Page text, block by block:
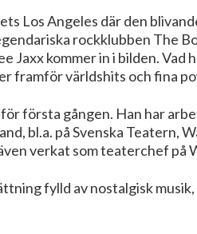
Los Angeles där den
rockklubben The
Jaxx kommer in i bilden.
framför världshits och fina
första gången. Han har
bl.a. på Svenska Teatern,
verkat som teaterchef på
fylld av nostalgisk